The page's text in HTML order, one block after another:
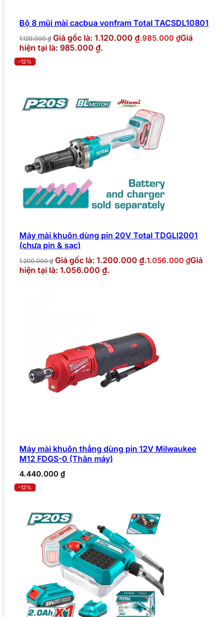
Bộ 8 mũi mài cacbua vonfram Total TACSDL10801
1.120.000₫ Giá gốc là: 1.120.000 ₫.985.000 ₫Giá
hiện tại là: 985.000 ₫.
-12%
Máy mài khuôn dùng pin 20V Total TDGLI2001
(chưa pin & sạc)
1.200.000₫ Giá gốc là: 1.200.000 ₫.1.056.000 ₫Giá
hiện tại là: 1.056.000 ₫.
Máy mài khuôn thẳng dùng pin 12V Milwaukee
M12 FDGS-0 (Thân máy)
4.440.000 ₫
-12%